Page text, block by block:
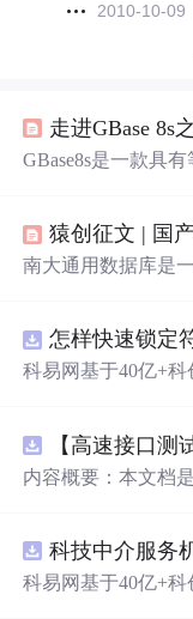
2010-10-09
走进GBase 8s
GBase8s是一款具
种开发接口和国产
南大通用数据库是
科易网基于40亿+
新领域的AI+数智
智能化发展。
内容概要：本文档
式”替代原有的S参
CTLE的均衡来减少
科易网基于40亿+